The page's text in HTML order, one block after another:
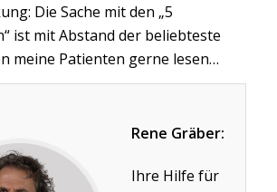
Die Sache mit den „5
ist mit Abstand der beliebteste
meine Patienten gerne lesen…
Rene Gräber:
Ihre Hilfe für